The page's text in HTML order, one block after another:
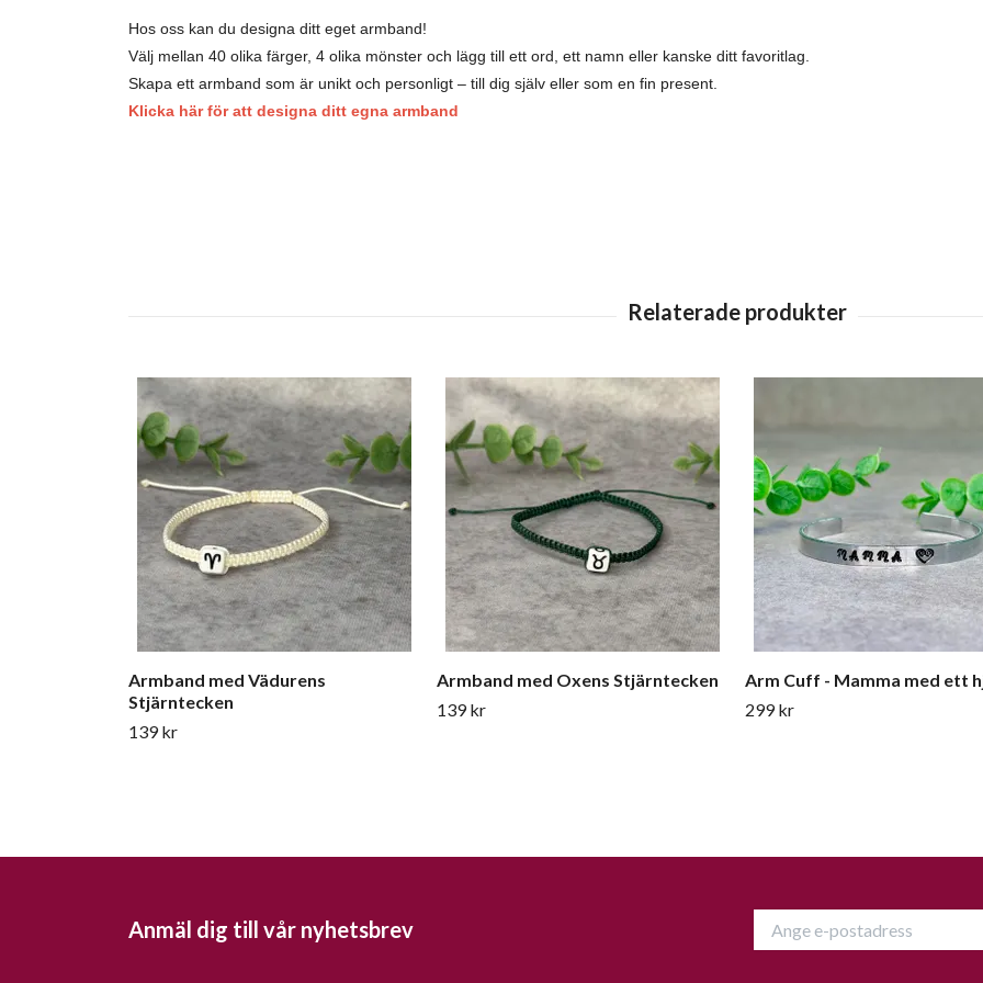
Hos oss kan du designa ditt eget armband!
Välj mellan 40 olika färger, 4 olika mönster och lägg till ett ord, ett namn eller kanske ditt favoritlag.
Skapa ett armband som är unikt och personligt – till dig själv eller som en fin present.
Klicka här för att designa ditt egna armband
Armband med Vädurens
Stjärntecken
139 kr
Armband med Oxens Stjärntecken
139 kr
Arm Cuff - Mamma med ett
299 kr
Anmäl dig till vår nyhetsbrev